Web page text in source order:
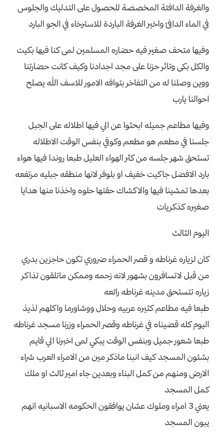
والغرفة الدافئة المخصصة للحصول على التدليك والجلوس
في الماء الدافئ واخير الغرفة الباردة للاسترخاء في الجو البارد
وفيها متحف صغير فيه حضاره المسلمين لمى كنا فيها بكيت
والكل بكى وتاثر حزنا على مجد اجدادنا وكيف كانت حضارتنا
ووين وصلنا له من التفاخر بتوافه الامور للاسف الله يصلح
احوالنا يارب
وفيها مطاعم جميله ابحثوا عن الي فيها اطلاله على الجبل
جلسنا في مطعم هو مطعم وكوفي بنفس الوقت الاطلاله
تستحق شهر جلسه من كثر الهواء العليل طبعا روندا فيها هواء
بارد الافضل جاكيت خفيف او بلوفر لانها منطقه جبليه مرتفعه
بعدها تمشينا فيها والاكشاك حقتها حلوه واخذنا منها هدايا
صغيره كذكريات
اليوم الثالث
كان لزياره غرناطه و قصر الحمراء ضروري تكون حاجزين بدري
من قبل لاتسافرون بشهور لانه زحمه وممكن ماتلقون تذاكر
زياره تتستحق مدينه غرناطه رائعه
طبعا فيه مطاعم كثيره عربيه وحلال ووشاورما واكلهم لذيذ
اليوم كله قضيناه في غرناطه وقصر الحمراء وزرنا مسجد غرناطه
طبعا شعور جميل وبنفس الوقت يبكي لمى اخبرنا الي قايم
بشئون المسجد كيف انبنا ماذكر مين من الامراء العرب شراء
الارض ومنهم من كمل البناء وبعدين جاء امير ثالث او ملك
كمل المسجد
يعني 3 امراء وملوك عشان يوافقون الحكومه الاسبانيه انهم
يبون المسجد